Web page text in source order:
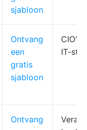
sjabloon
Ontvang
een
gratis
sjabloon
CIO's,
IT-
Ontvang